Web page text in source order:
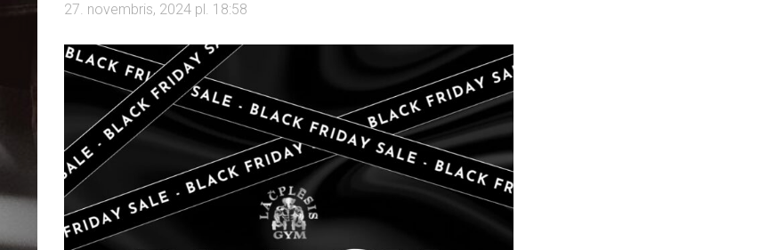
27. novembris, 2024 pl. 18:58